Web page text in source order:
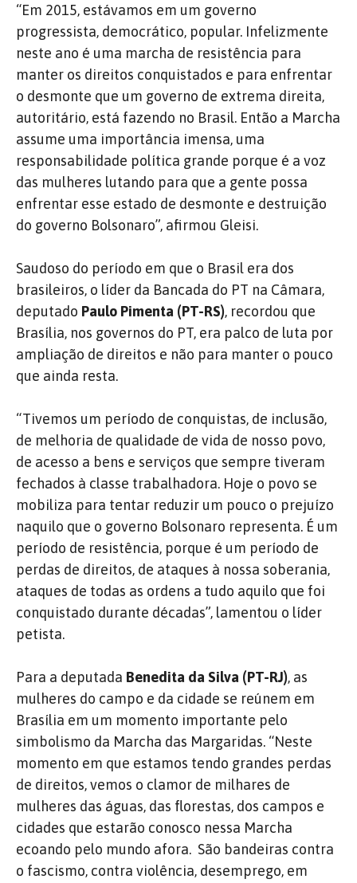
“Em 2015, estávamos em um governo
progressista, democrático, popular. Infelizmente
neste ano é uma marcha de resistência para
manter os direitos conquistados e para enfrentar
o desmonte que um governo de extrema direita,
autoritário, está fazendo no Brasil. Então a Marcha
assume uma importância imensa, uma
responsabilidade política grande porque é a voz
das mulheres lutando para que a gente possa
enfrentar esse estado de desmonte e destruição
do governo Bolsonaro”, afirmou Gleisi.
Saudoso do período em que o Brasil era dos
brasileiros, o líder da Bancada do PT na Câmara,
deputado Paulo Pimenta (PT-RS), recordou que
Brasília, nos governos do PT, era palco de luta por
ampliação de direitos e não para manter o pouco
que ainda resta.
“Tivemos um período de conquistas, de inclusão,
de melhoria de qualidade de vida de nosso povo,
de acesso a bens e serviços que sempre tiveram
fechados à classe trabalhadora. Hoje o povo se
mobiliza para tentar reduzir um pouco o prejuízo
naquilo que o governo Bolsonaro representa. É um
período de resistência, porque é um período de
perdas de direitos, de ataques à nossa soberania,
ataques de todas as ordens a tudo aquilo que foi
conquistado durante décadas”, lamentou o líder
petista.
Para a deputada Benedita da Silva (PT-RJ), as
mulheres do campo e da cidade se reúnem em
Brasília em um momento importante pelo
simbolismo da Marcha das Margaridas. “Neste
momento em que estamos tendo grandes perdas
de direitos, vemos o clamor de milhares de
mulheres das águas, das florestas, dos campos e
cidades que estarão conosco nessa Marcha
ecoando pelo mundo afora. São bandeiras contra
o fascismo, contra violência, desemprego, em